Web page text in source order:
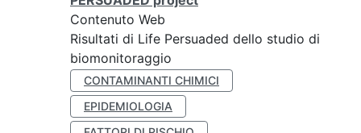
Contenuto Web
Risultati di Life Persuaded dello studio di
biomonitoraggio
CONTAMINANTI CHIMICI
EPIDEMIOLOGIA